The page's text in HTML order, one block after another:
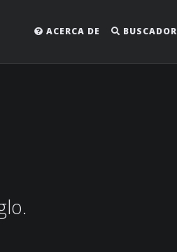
ACERCA DE BUSCADOR